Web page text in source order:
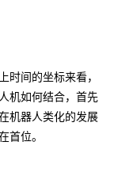
时间的坐标来看，
机如何结合，首先
机器人类化的发展
首位。